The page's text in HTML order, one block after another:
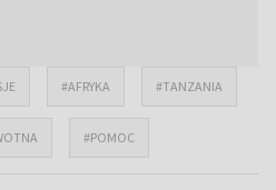
#AFRYKA #TANZANIA
#POMOC